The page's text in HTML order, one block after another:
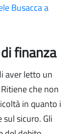
Busacca a
finanza
aver letto un
che non
in quanto i
sicuro. Gli